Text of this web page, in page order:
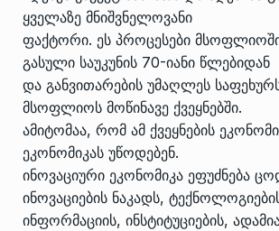
ყველაზე მნიშვნელოვანი
ფაქტორი. ეს პროცესები
გასული საუკუნის 70-იანი წლებიდან
და განვითარების უმაღლეს
მსოფლიოს მოწინავე ქვეყნებში.
ამიტომაა, რომ ამ ქვეყნების
ეკონომიკას უწოდებენ.
ინოვაციური ეკონომიკა ეფუძნება
ინოვაციების ნაკადს,
ინფორმაციის, ინსტიტუციების,